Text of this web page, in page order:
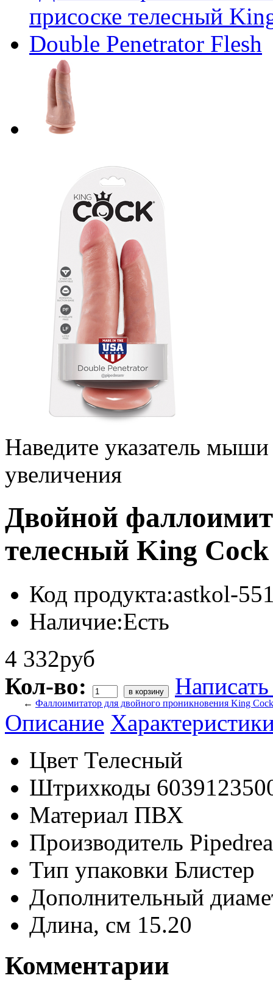
Наведите указатель
увеличения
Двойной
телесный King
Код продукта:astkol-
Наличие:Есть
4 332руб
Кол-во:
← Фаллоимитатор для двойного проникновения King Cock
Описание
Цвет Телесный
Штрихкоды
Материал ПВХ
Производитель
Тип упаковки Блистер
Дополнительный
Длина, см 15.20
Комментарии